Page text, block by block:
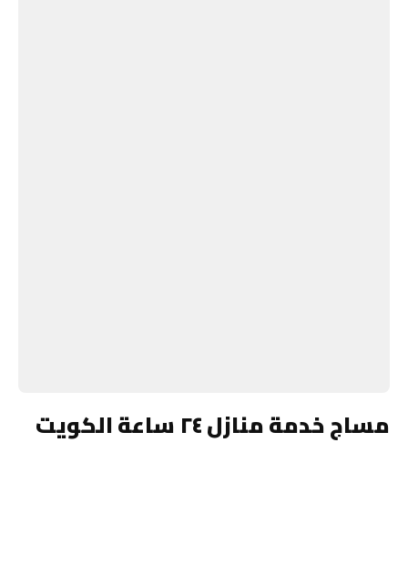
مساج خدمة منازل ٢٤ ساعة الكويت